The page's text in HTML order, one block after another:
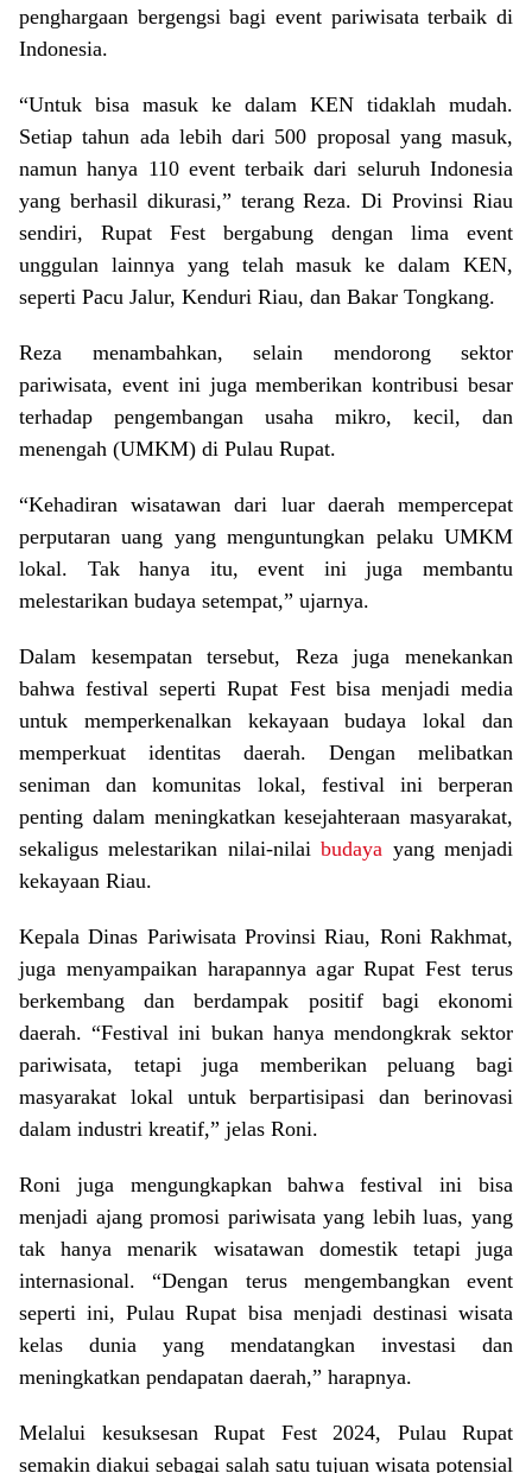
penghargaan bergengsi bagi event pariwisata terbaik di
Indonesia.
“Untuk bisa masuk ke dalam KEN tidaklah mudah.
Setiap tahun ada lebih dari 500 proposal yang masuk,
namun hanya 110 event terbaik dari seluruh Indonesia
yang berhasil dikurasi,” terang Reza. Di Provinsi Riau
sendiri, Rupat Fest bergabung dengan lima event
unggulan lainnya yang telah masuk ke dalam KEN,
seperti Pacu Jalur, Kenduri Riau, dan Bakar Tongkang.
Reza menambahkan, selain mendorong sektor
pariwisata, event ini juga memberikan kontribusi besar
terhadap pengembangan usaha mikro, kecil, dan
menengah (UMKM) di Pulau Rupat.
“Kehadiran wisatawan dari luar daerah mempercepat
perputaran uang yang menguntungkan pelaku UMKM
lokal. Tak hanya itu, event ini juga membantu
melestarikan budaya setempat,” ujarnya.
Dalam kesempatan tersebut, Reza juga menekankan
bahwa festival seperti Rupat Fest bisa menjadi media
untuk memperkenalkan kekayaan budaya lokal dan
memperkuat identitas daerah. Dengan melibatkan
seniman dan komunitas lokal, festival ini berperan
penting dalam meningkatkan kesejahteraan masyarakat,
sekaligus melestarikan nilai-nilaibudaya yang menjadi
kekayaan Riau.
Kepala Dinas Pariwisata Provinsi Riau, Roni Rakhmat,
juga menyampaikan harapannya agar Rupat Fest terus
berkembang dan berdampak positif bagi ekonomi
daerah. “Festival ini bukan hanya mendongkrak sektor
pariwisata, tetapi juga memberikan peluang bagi
masyarakat lokal untuk berpartisipasi dan berinovasi
dalam industri kreatif,” jelas Roni.
Roni juga mengungkapkan bahwa festival ini bisa
menjadi ajang promosi pariwisata yang lebih luas, yang
tak hanya menarik wisatawan domestik tetapi juga
internasional. “Dengan terus mengembangkan event
seperti ini, Pulau Rupat bisa menjadi destinasi wisata
kelas dunia yang mendatangkan investasi dan
meningkatkan pendapatan daerah,” harapnya.
Melalui kesuksesan Rupat Fest 2024, Pulau Rupat
semakin diakui sebagai salah satu tujuan wisata potensial